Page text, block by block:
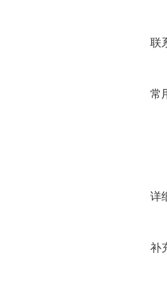
联
常
详
补